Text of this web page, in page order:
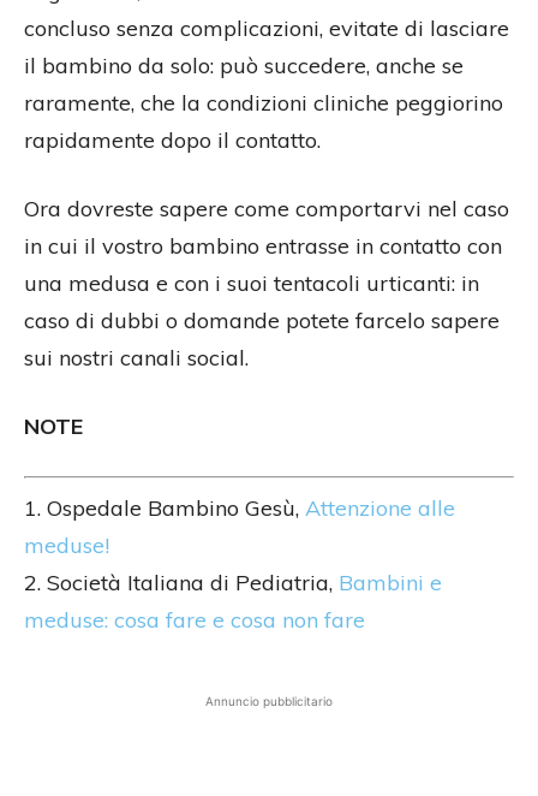
concluso senza complicazioni, evitate di lasciare
il bambino da solo: può succedere, anche se
raramente, che la condizioni cliniche peggiorino
rapidamente dopo il contatto.
Ora dovreste sapere come comportarvi nel caso
in cui il vostro bambino entrasse in contatto con
una medusa e con i suoi tentacoli urticanti: in
caso di dubbi o domande potete farcelo sapere
sui nostri canali social.
NOTE
1. Ospedale Bambino Gesù, Attenzione alle
meduse!
2. Società Italiana di Pediatria, Bambini e
meduse: cosa fare e cosa non fare
Annuncio pubblicitario